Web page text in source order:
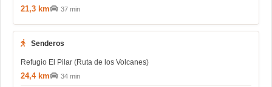
21,3 km 37 min
Senderos
Refugio El Pilar (Ruta de los Volcanes)
24,4 km 34 min